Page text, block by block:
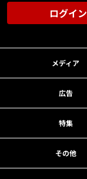
ログイン
メディア
広告
特集
その他